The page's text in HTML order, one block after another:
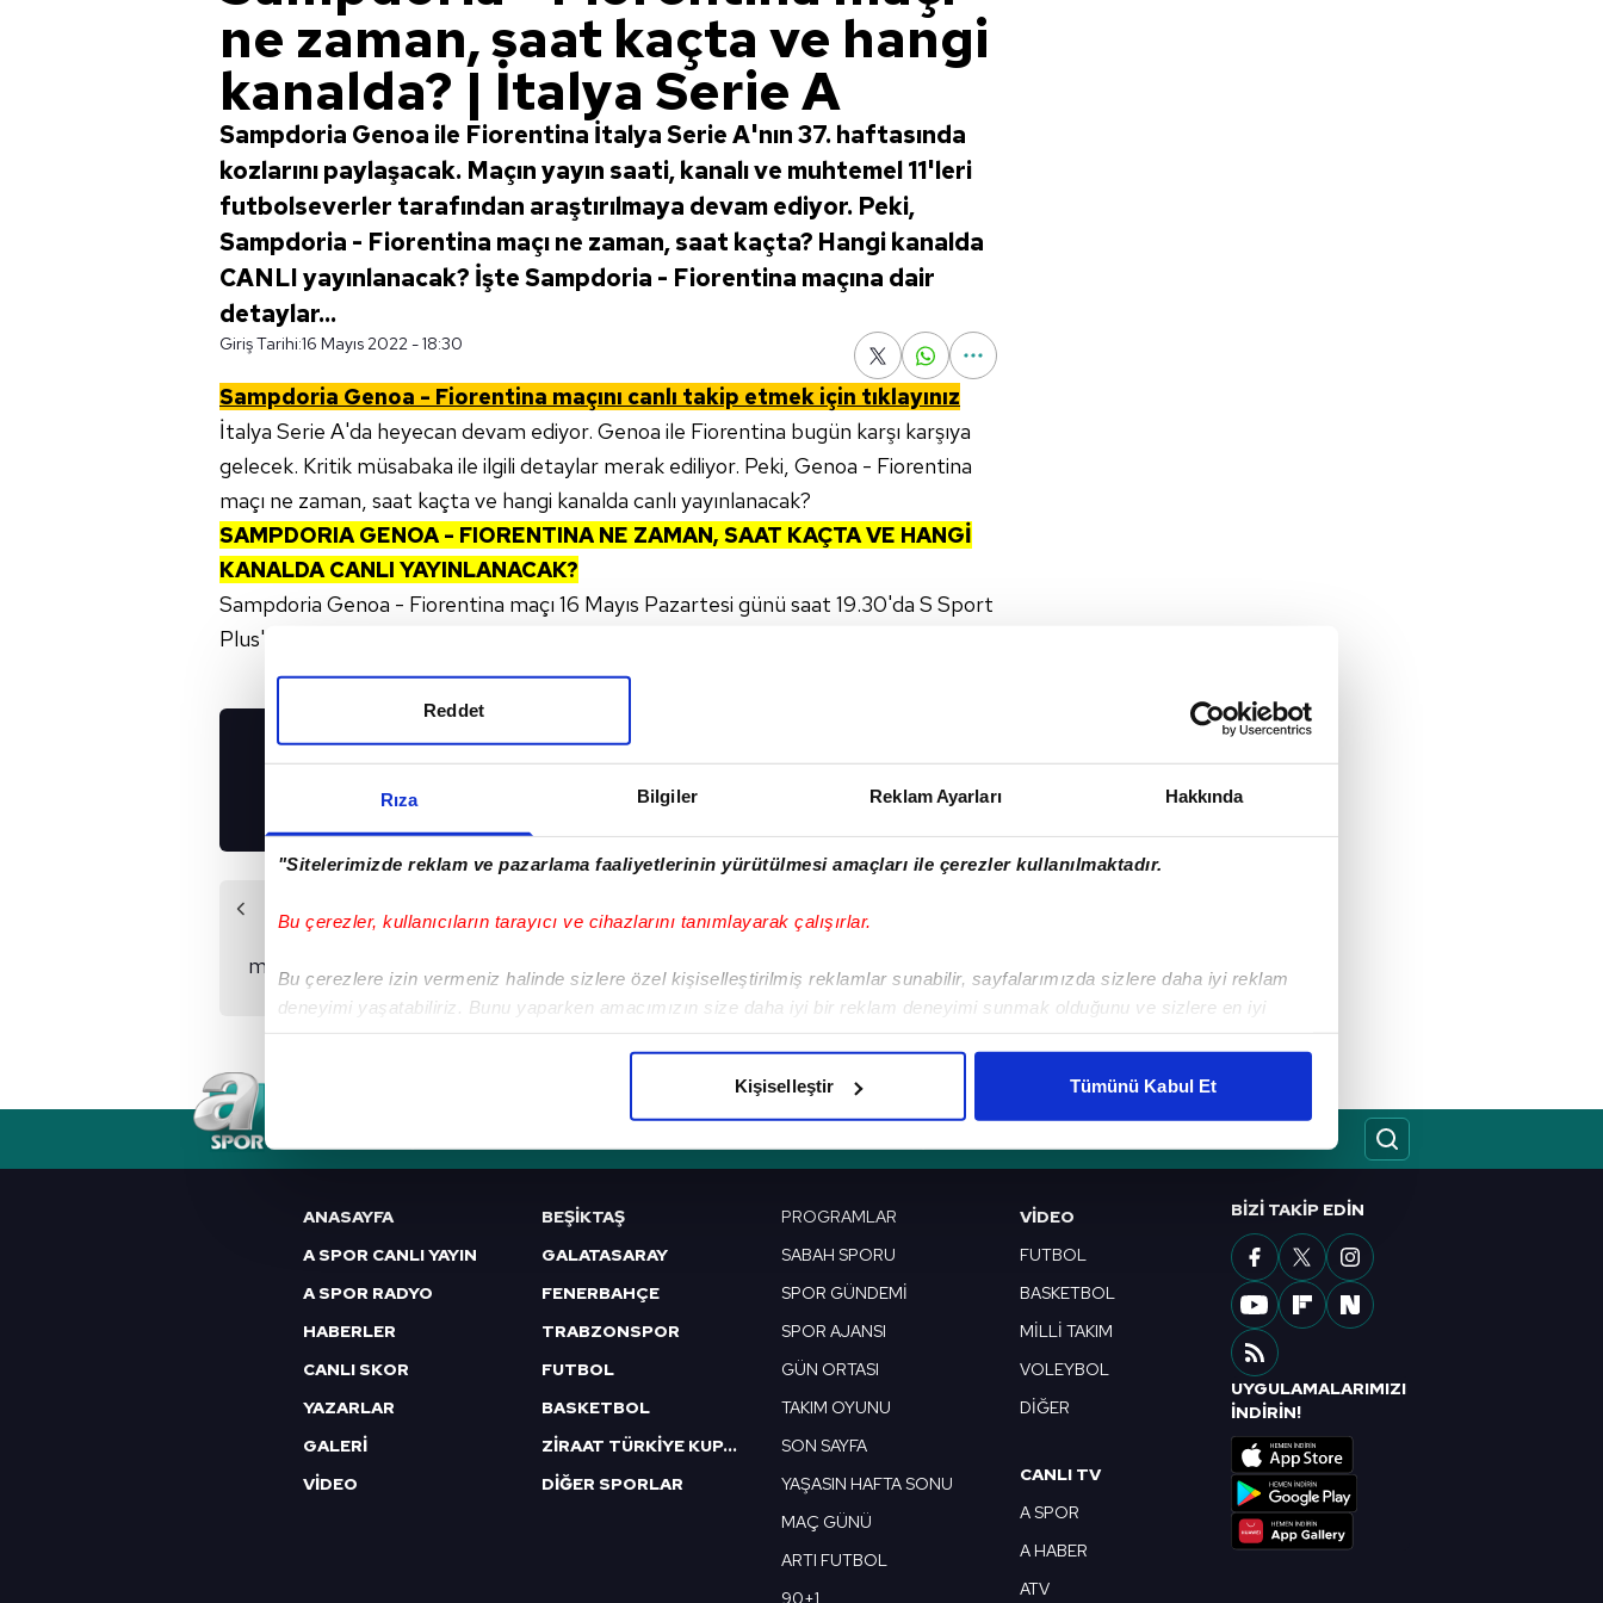
Rıza Bilgiler Reklam Ayarları Hakkında
"Sitelerimizde reklam ve pazarlama faaliyetlerinin yürütülmesi amaçları ile çerezler kullanılmaktadır.
Bu çerezler, kullanıcıların tarayıcı ve cihazlarını tanımlayarak çalışırlar.
Bu çerezlere izin vermeniz halinde sizlere özel kişiselleştirilmiş reklamlar sunabilir, sayfalarımızda sizlere daha iyi reklam
deneyimi yaşatabiliriz. Bunu yaparken amacımızın size daha iyi bir reklam deneyimi sunmak olduğunu ve sizlere en iyi
Her halükârda, kullanıcılar, bu çerezlere izin vermedikleri takdirde, kullanıcılara hedefli reklamlar gösterilmeyecektir."
çerezler vasıtasıyla çeşitli kişisel verileriniz işlenmekte olup gerekli olan çerezler bilgi toplumu hizmetlerinin sunulması
reklam/pazarlama faaliyetlerinin yapılması, amaçlarıyla sınırlı olarak açık rızanız dahilinde kullanılacaktır.
Çerezlere ilişkin tercihlerinizi aşağıda yer alan panel vasıtasıyla belirleyebilirsiniz. Çerezlere ilişkin detaylı bilgi için Ayarlar
6698 sayılı Kişisel Verilerin Korunması Kanunu uyarınca hazırlanmış Aydınlatma Metnimizi okumak ve sitemizde ilgili
mevzuata uygun olarak kullanılan çerezlerle ilgili bilgi almak için lütfen
Reddet
Kişiselleştir Tümünü Kabul Et
ne zaman, saat kaçta ve hangi
kanalda? | İtalya Serie A
Sampdoria Genoa ile Fiorentina İtalya Serie A'nın 37. haftasında
kozlarını paylaşacak. Maçın yayın saati, kanalı ve muhtemel 11'leri
futbolseverler tarafından araştırılmaya devam ediyor. Peki,
Sampdoria - Fiorentina maçı ne zaman, saat kaçta? Hangi kanalda
CANLI yayınlanacak? İşte Sampdoria - Fiorentina maçına dair
detaylar...
Giriş Tarihi:16 Mayıs 2022 - 18:30
Sampdoria Genoa - Fiorentina maçını canlı takip etmek için tıklayınız
İtalya Serie A'da heyecan devam ediyor. Genoa ile Fiorentina bugün karşı karşıya
gelecek. Kritik müsabaka ile ilgili detaylar merak ediliyor. Peki, Genoa - Fiorentina
maçı ne zaman, saat kaçta ve hangi kanalda canlı yayınlanacak?
SAMPDORIA GENOA - FIORENTINA NE ZAMAN, SAAT KAÇTA VE HANGİ
KANALDA CANLI YAYINLANACAK?
Sampdoria Genoa - Fiorentina maçı 16 Mayıs Pazartesi günü saat 19.30'da S Sport
Plus'ta canlı yayınlanacak.
UYGULAMALARIMIZI
İNDİRİN!
Önceki Haber
Juventus - Lazio
maçı ne zaman, saat
kaçta?
Sonraki Haber
Newcastle United -
Arsenal maçı ne
zaman?
ANASAYFA
A SPOR CANLI YAYIN
A SPOR RADYO
HABERLER
CANLI SKOR
YAZARLAR
GALERİ
VİDEO
BEŞİKTAŞ
GALATASARAY
FENERBAHÇE
TRABZONSPOR
FUTBOL
BASKETBOL
ZİRAAT TÜRKİYE KUPASI
DİĞER SPORLAR
PROGRAMLAR
SABAH SPORU
SPOR GÜNDEMİ
SPOR AJANSI
GÜN ORTASI
TAKIM OYUNU
SON SAYFA
YAŞASIN HAFTA SONU
MAÇ GÜNÜ
ARTI FUTBOL
90+1
VIDEO
FUTBOL
BASKETBOL
MİLLİ TAKIM
VOLEYBOL
DİĞER
CANLI TV
A SPOR
A HABER
ATV
BIZI TAKIP EDIN
UYGULAMALARIMIZI
İNDİRİN!